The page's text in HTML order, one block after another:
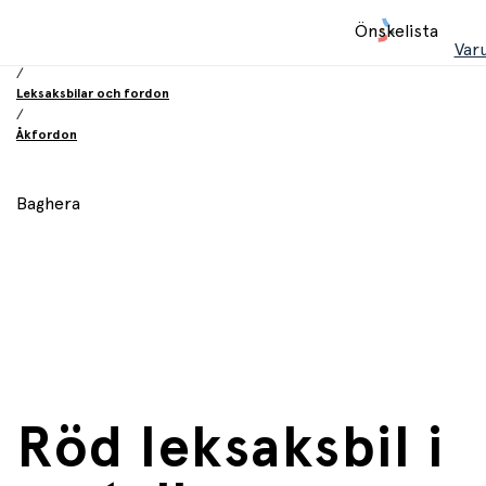
Önskelista
/
Leksaksbilar och fordon
/
Åkfordon
Baghera
Röd leksaksbil i